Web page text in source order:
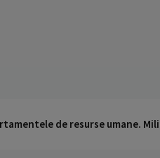
de resurse umane.